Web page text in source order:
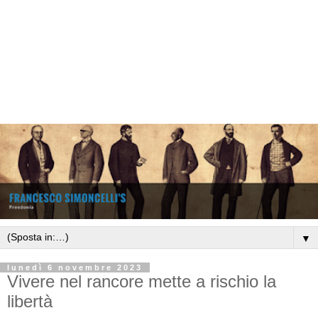
▼
lunedì 6 novembre 2023
Vivere nel rancore mette a rischio la
libertà